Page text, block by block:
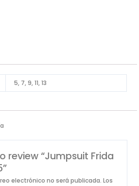
5, 7, 9, 11, 13
review “Jumpsuit Frida
electrónico no será publicada. Los